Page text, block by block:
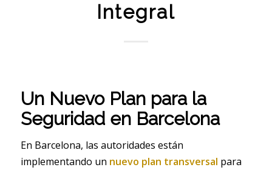
Integral
Un Nuevo Plan para la
Seguridad en Barcelona
En Barcelona, las autoridades están
implementando un nuevo plan transversal para